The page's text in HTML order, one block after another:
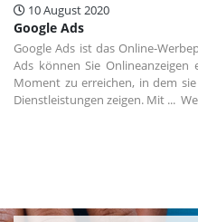
10 August 2020
Google Ads
Google Ads ist das Online-
Ads können Sie
Moment zu erreichen, in dem
Dienstleistungen zeigen. Mit ...